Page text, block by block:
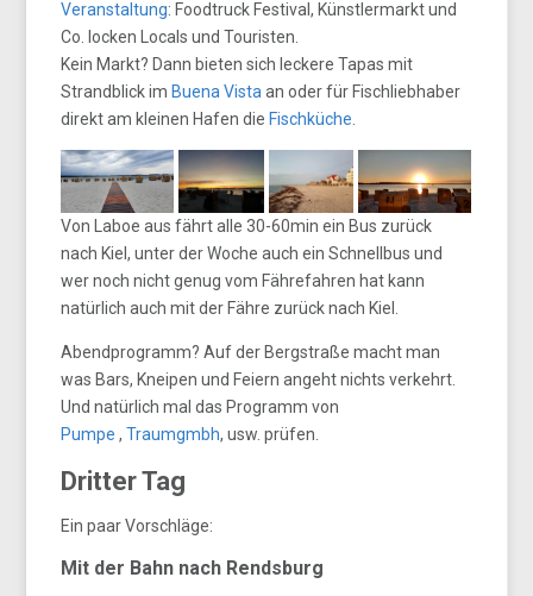
Veranstaltung: Foodtruck Festival, Künstlermarkt und
Co. locken Locals und Touristen.
Kein Markt? Dann bieten sich leckere Tapas mit
Strandblick im Buena Vistaan oder für Fischliebhaber
direkt am kleinen Hafen die Fischküche.
Von Laboe aus fährt alle 30-60min ein Bus zurück
nach Kiel, unter der Woche auch ein Schnellbus und
wer noch nicht genug vom Fährefahren hat kann
natürlich auch mit der Fähre zurück nach Kiel.
Abendprogramm? Auf der Bergstraße macht man
was Bars, Kneipen und Feiern angeht nichts verkehrt.
Und natürlich mal das Programm von
Pumpe ,Traumgmbh, usw. prüfen.
Dritter Tag
Ein paar Vorschläge:
Mit der Bahn nach Rendsburg